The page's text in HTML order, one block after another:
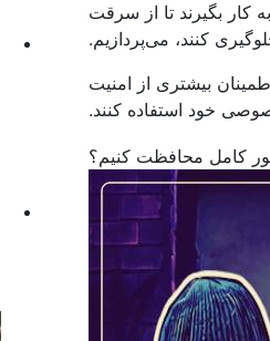
کار بگیرند تا از سرقت
کنند، می‌پردازیم.
بیشتری از امنیت
خود استفاده کنند.